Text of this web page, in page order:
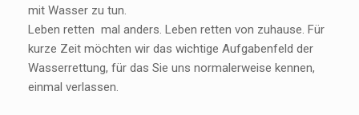
mit Wasser zu tun.
Leben retten mal anders. Leben retten von zuhause. Für
kurze Zeit möchten wir das wichtige Aufgabenfeld der
Wasserrettung, für das Sie uns normalerweise kennen,
einmal verlassen.